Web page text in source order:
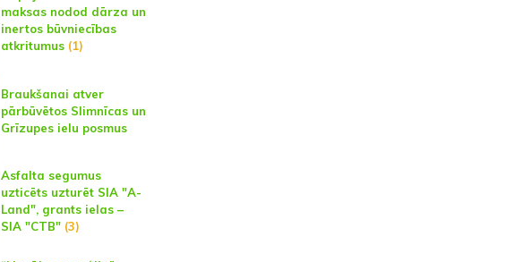
maksas nodod dārza un
inertos būvniecības
atkritumus(1)
Braukšanai atver
pārbūvētos Slimnīcas un
Grīzupes ielu posmus
Asfalta segumus
uzticēts uzturēt SIA "A-
Land", grants ielas –
SIA "CTB"(3)